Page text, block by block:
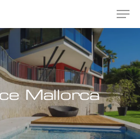
to close
Mallorca